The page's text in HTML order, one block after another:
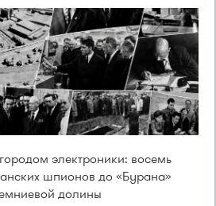
электроники: восемь
шпионов до «Бурана»
долины